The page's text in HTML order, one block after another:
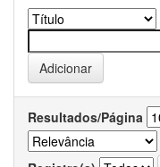
Resultados/Página